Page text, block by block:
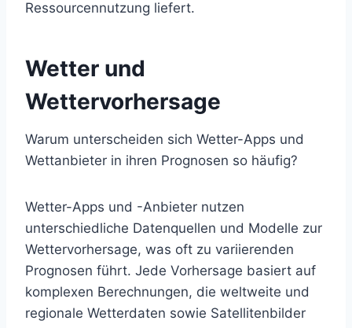
Ressourcennutzung liefert.
Wetter und
Wettervorhersage
Warum unterscheiden sich Wetter-Apps und
Wettanbieter in ihren Prognosen so häufig?
Wetter-Apps und -Anbieter nutzen
unterschiedliche Datenquellen und Modelle zur
Wettervorhersage, was oft zu variierenden
Prognosen führt. Jede Vorhersage basiert auf
komplexen Berechnungen, die weltweite und
regionale Wetterdaten sowie Satellitenbilder